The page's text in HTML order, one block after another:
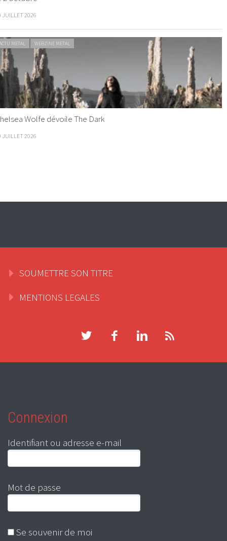
JUILLET 2026
METAL WEBZINE METAL
Wolfe dévoile The Dark
JUILLET 2026
SOUMETTRE SON TITRE
MENTIONS LEGALES
Connexion
Identifiant ou adresse e-mail
Mot de passe
Se souvenir de moi